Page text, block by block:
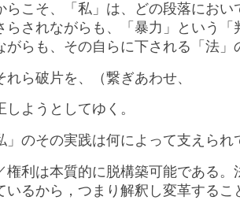
らこそ、「私」は、どの段落におい
らされながらも、「暴力」という「
がらも、その自らに下される「法」
れら破片を、（繋ぎあわせ、
しようとしてゆく。
」のその実践は何によって支えら
権利は本質的に脱構築可能である。
いるから，つまり解釈し変革するこ